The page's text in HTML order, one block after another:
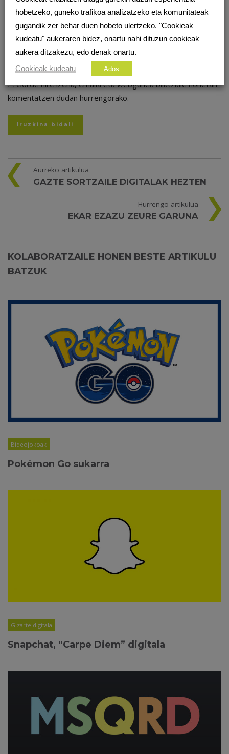
Gorde nire izena, emaila eta webgunea bilatzaile honetan
komentatzen dudan hurrengorako.
Aurreko artikulua
GAZTE SORTZAILE DIGITALAK HEZTEN
Hurrengo artikulua
EKAR EZAZU ZEURE GARUNA
KOLABORATZAILE HONEN BESTE ARTIKULU
BATZUK
Bideojokoak
Pokémon Go sukarra
Gizarte digitala
Snapchat, “Carpe Diem” digitala
hobetzeko, guneko trafikoa analizatzeko eta komunitateak
gugandik zer behar duen hobeto ulertzeko. "Cookieak
kudeatu" aukeraren bidez, onartu nahi dituzun cookieak
aukera ditzakezu, edo denak onartu.
Cookieak kudeatu
Ados